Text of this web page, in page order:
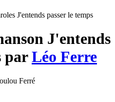
J'entends passer le temps
J'entends
parLéo Ferre
Ferré